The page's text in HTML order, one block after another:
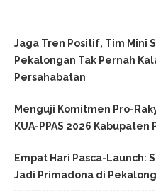
Jaga Tren Positif, Tim Mini
Pekalongan Tak Pernah
Persahabatan
Menguji Komitmen Pro-
KUA-PPAS 2026 Kabupaten
Empat Hari Pasca-Launch:
Jadi Primadona di